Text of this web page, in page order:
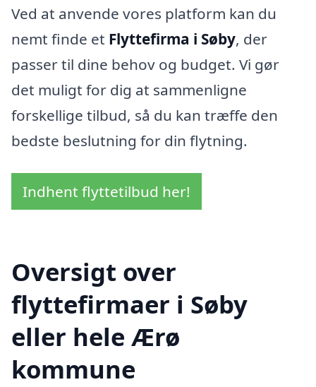
Ved at anvende vores platform kan du
nemt finde et Flyttefirma i Søby, der
passer til dine behov og budget. Vi gør
det muligt for dig at sammenligne
forskellige tilbud, så du kan træffe den
bedste beslutning for din flytning.
Indhent flyttetilbud her!
Oversigt over
flyttefirmaer i Søby
eller hele Ærø
kommune